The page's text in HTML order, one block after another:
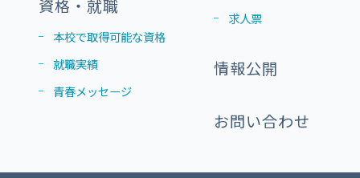
資格・就職
本校で取得可能な資格
就職実績
青春メッセージ
求人票
情報公開
お問い合わせ